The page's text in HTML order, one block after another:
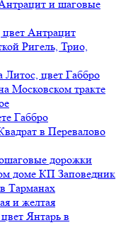
и шаговые
Антрацит
Ригель, Трио,
Литос, цвет Габбро
Московском тракте
Габбро
в Перевалово
дорожки
доме КП Заповедник
Тарманах
и желтая
Янтарь в